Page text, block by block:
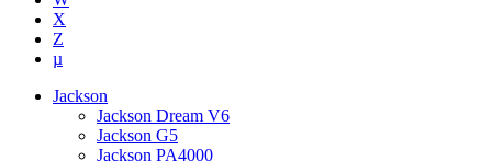
X
Z
µ
Jackson
Jackson Dream V6
Jackson G5
Jackson PA4000